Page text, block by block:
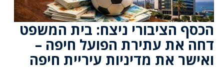
הכסף הציבורי ניצח: בית המשפט
דחה את עתירת הפועל חיפה –
ואישר את מדיניות עיריית חיפה